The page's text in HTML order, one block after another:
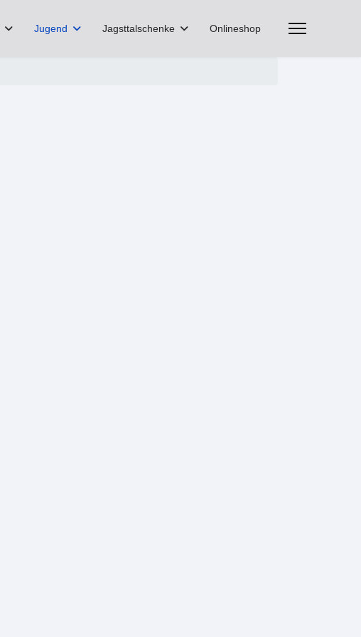
Jugend Jagsttalschenke Onlineshop